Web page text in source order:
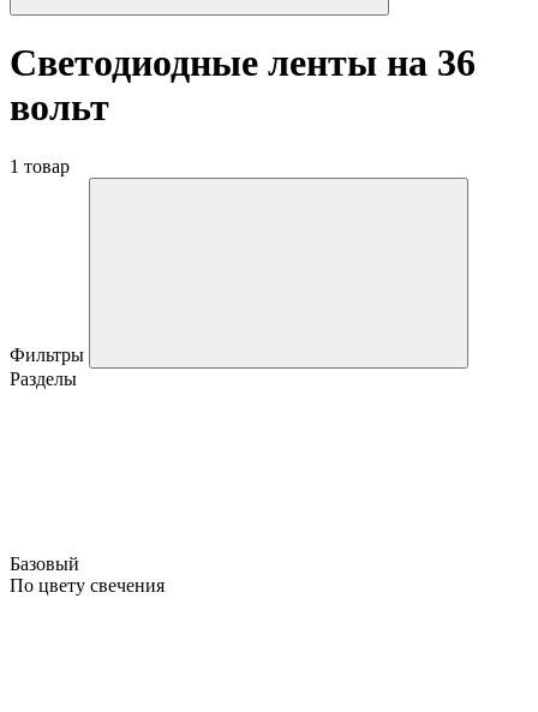
Светодиодные ленты на 36
вольт
1 товар
Фильтры
Разделы
Базовый
По цвету свечения